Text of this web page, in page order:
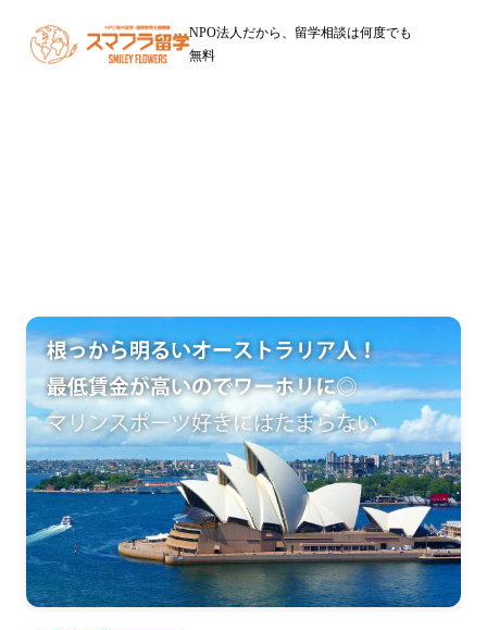
NPO法人だから、留学相談は何度でも
無料